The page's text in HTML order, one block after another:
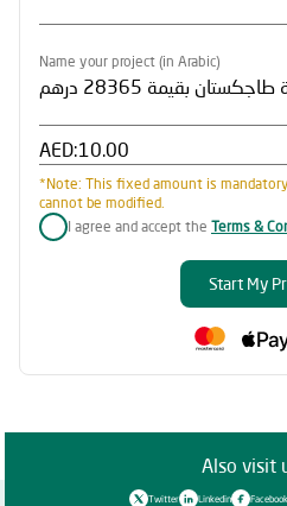
Name your project (in Arabic)
AED:
*Note: This fixed amount is
cannot be modified.
I agree and accept the Terms &
Start My
Also visit
Twitter Linkedin Facebook